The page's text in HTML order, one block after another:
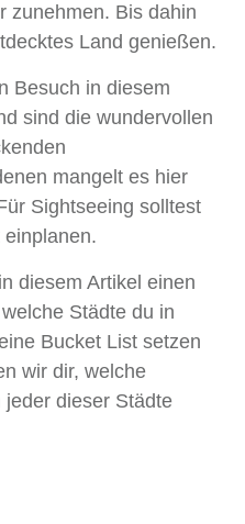
zunehmen. Bis dahin
Land genießen.
Besuch in diesem
sind die wundervollen
mangelt es hier
Sightseeing solltest
diesem Artikel einen
Städte du in
Bucket List setzen
wir dir, welche
dieser Städte